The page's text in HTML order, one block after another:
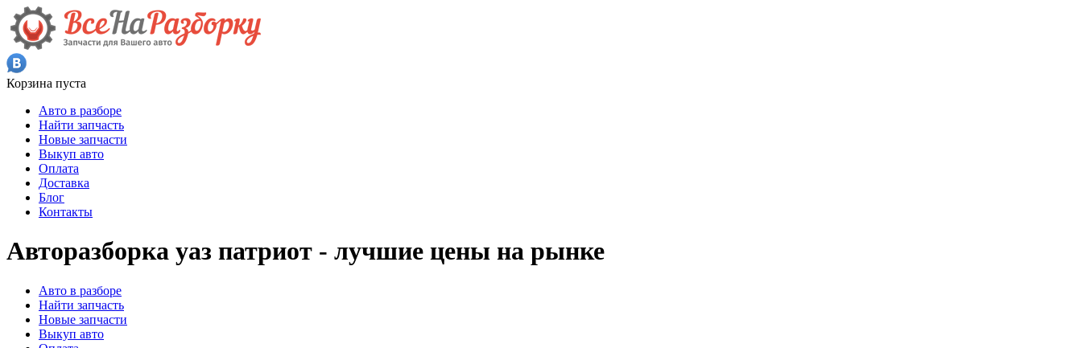
Корзина пуста
Авто в разборе
Найти запчасть
Новые запчасти
Выкуп авто
Оплата
Доставка
Блог
Контакты
Авторазборка уаз патриот - лучшие цены на рынке
Авто в разборе
Найти запчасть
Новые запчасти
Выкуп авто